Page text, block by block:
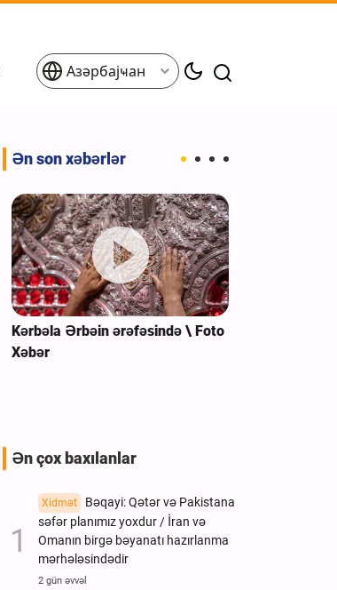
Азәрбајҹан
Ən son xəbərlər
Kərbəla Ərbəin ərəfəsində \ Foto
Xəbər
Ən çox baxılanlar
Xidmət
Bəqayi: Qətər və Pakistana
səfər planımız yoxdur / İran və
Omanın birgə bəyanatı hazırlanma
mərhələsindədir
2 gün əvvəl